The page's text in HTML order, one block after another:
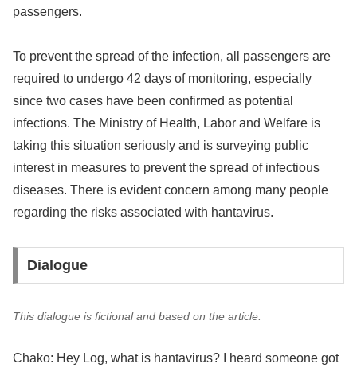
passengers.
To prevent the spread of the infection, all passengers are
required to undergo 42 days of monitoring, especially
since two cases have been confirmed as potential
infections. The Ministry of Health, Labor and Welfare is
taking this situation seriously and is surveying public
interest in measures to prevent the spread of infectious
diseases. There is evident concern among many people
regarding the risks associated with hantavirus.
Dialogue
This dialogue is fictional and based on the article.
Chako: Hey Log, what is hantavirus? I heard someone got